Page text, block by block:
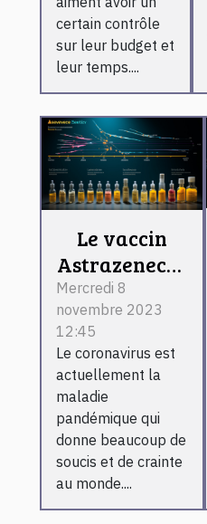
certain contrôle
sur leur budget et
leur temps....
Le vaccin
Astrazeneca :
est-il
vraiment
efficace
contre le
coronavirus ?
Mercredi 8
novembre 2023
12:45
Le coronavirus est
actuellement la
maladie
pandémique qui
donne beaucoup de
soucis et de crainte
au monde....